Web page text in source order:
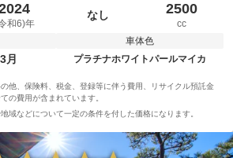
和6)年
なし 2500
cc
月
車体色
プラチナホワイトパールマイカ
他、保険料、税金、登録等に伴う費用、リサイクル預託金
の費用が含まれています。
域などについて一定の条件を付した価格になります。